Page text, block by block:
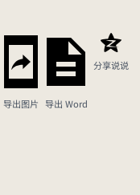
导出图片 导出 Word
分享说说